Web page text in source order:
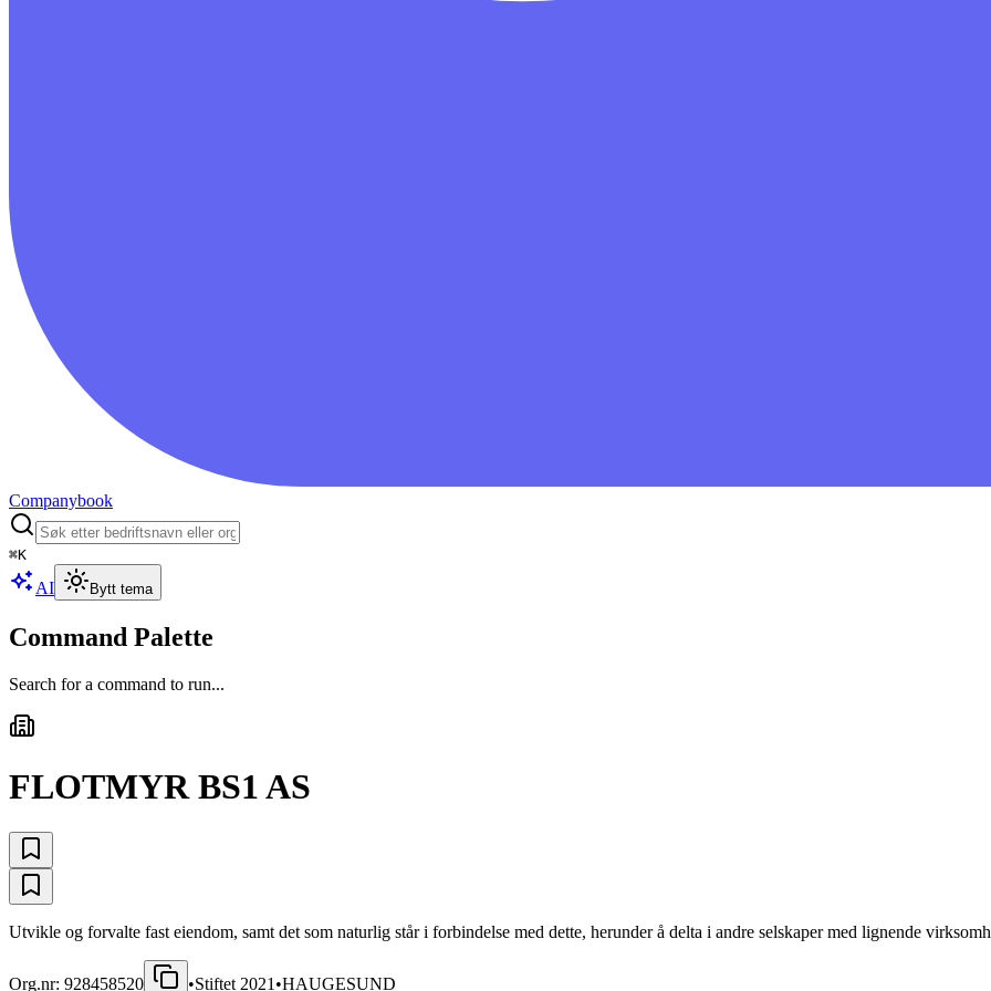
Companybook
⌘K
AI Bytt tema
Command Palette
Search for a command to run...
FLOTMYR BS1 AS
Utvikle og forvalte fast eiendom, samt det som naturlig står i forbindelse med dette, herunder å delta i andre selskaper med lignende
Org.nr: 928458520 •Stiftet 2021 •HAUGESUND